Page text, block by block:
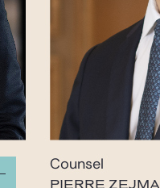
Counsel
PIERRE ZEJMA